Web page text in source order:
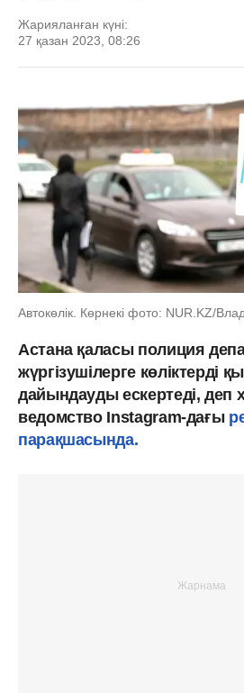
Жарияланған күні:
27 қазан 2023, 08:26
Автокөлік. Көрнекі фото: NUR.KZ/
Астана қаласы полиция
жүргізушілерге көліктерді
дайындауды ескертеді, деп
ведомство Instagram-дағы
парақшасында.